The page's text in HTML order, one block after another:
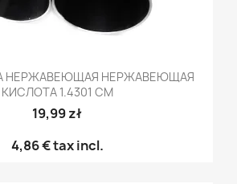
НЕРЖАВЕЮЩАЯ НЕРЖАВЕЮЩАЯ
КИСЛОТА 1.4301 CM
19,99 zł
4,86 €tax incl.